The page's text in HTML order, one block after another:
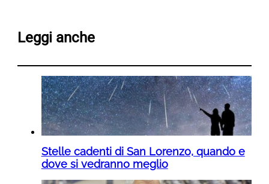
Leggi anche
Stelle cadenti di San Lorenzo, quando e
dove si vedranno meglio